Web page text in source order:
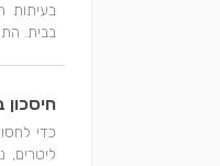
בעיתות
בבית.
ליטרים,